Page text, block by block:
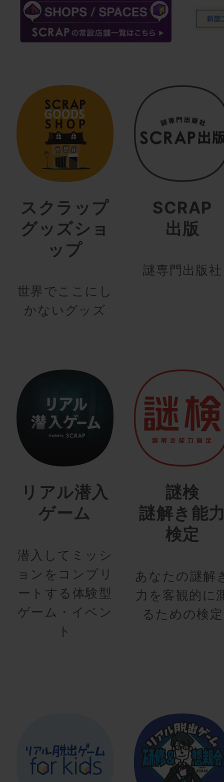
スクラップ
グッズショ
ップ
世界でここにし
かないグッズ
SCRAP
出版
謎専門出版社
リアル潜入
ゲーム
潜入してミッシ
ョンをコンプリ
ートする体験型
ゲーム・イベン
ト
謎検
謎解き能
検定
あなたの謎解
力を客観的に
るための検定